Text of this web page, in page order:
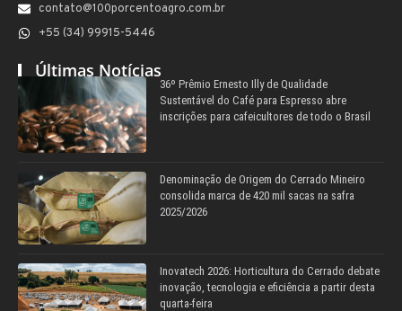
contato@100porcentoagro.com.br
+55 (34) 99915-5446
Últimas Notícias
36º Prêmio Ernesto Illy de Qualidade
Sustentável do Café para Espresso abre
inscrições para cafeicultores de todo o Brasil
Denominação de Origem do Cerrado Mineiro
consolida marca de 420 mil sacas na safra
2025/2026
Inovatech 2026: Horticultura do Cerrado debate
inovação, tecnologia e eficiência a partir desta
quarta-feira